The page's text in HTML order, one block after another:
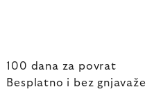
100 dana za povrat
Besplatno i bez gnjavaže